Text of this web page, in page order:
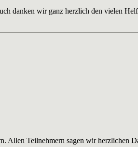
danken wir ganz herzlich den vielen
Allen Teilnehmern sagen wir herzlichen